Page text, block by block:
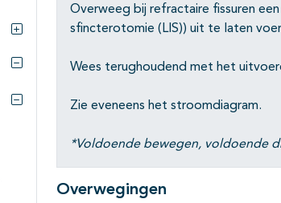
Subpagina's open- en dichtklappen
Overweeg bij refractaire fissuren
sfincterotomie (LIS)) uit te laten
Wees terughoudend met het
Zie eveneens het stroomdiagram.
*Voldoende bewegen, voldoende
Overwegingen